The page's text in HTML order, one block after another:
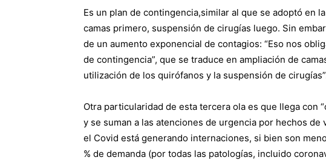
Es un plan de contingencia,similar al que se adoptó en
camas primero, suspensión de cirugías luego. Sin
de un aumento exponencial de contagios: “Eso nos
de contingencia”, que se traduce en ampliación de
utilización de los quirófanos y la suspensión de
Otra particularidad de esta tercera ola es que llega con
y se suman a las atenciones de urgencia por hechos
el Covid está generando internaciones, si bien son
% de demanda (por todas las patologías, incluido